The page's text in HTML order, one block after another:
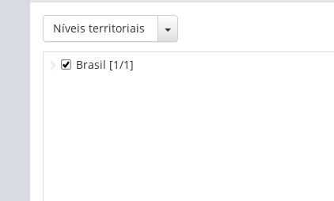
Níveis territoriais Toggle Dropdown
Brasil [1/1]